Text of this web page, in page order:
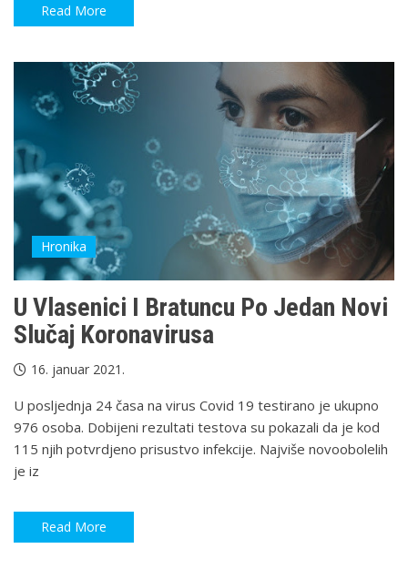
Read More
Hronika
U Vlasenici I Bratuncu Po Jedan Novi
Slučaj Koronavirusa
16. januar 2021.
U posljednja 24 časa na virus Covid 19 testirano je ukupno
976 osoba. Dobijeni rezultati testova su pokazali da je kod
115 njih potvrdjeno prisustvo infekcije. Najviše novoobolelih
je iz
Read More